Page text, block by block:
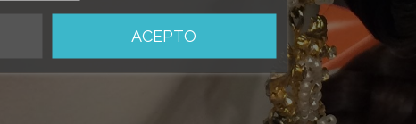
ACEPTO